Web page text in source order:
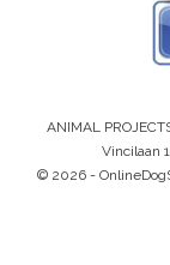
ANIMAL
Vincilaan
© 2026 -